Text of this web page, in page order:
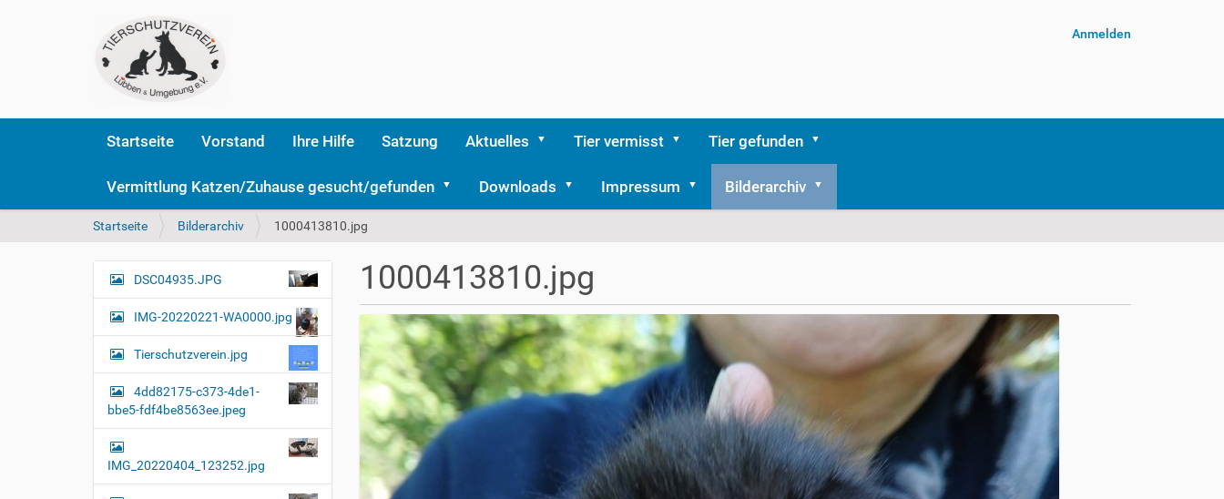
Anmelden
Startseite Vorstand Ihre Hilfe Satzung Aktuelles Tier vermisst Tier gefunden
Vermittlung Katzen/Zuhause gesucht/gefunden Downloads Impressum Bilderarchiv
S
e
i
d
i
Startseite Bilderarchiv 1000413810.jpg
1000413810.jpg
N
i
g
a
t
i
o
n
DSC04935.JPG
IMG-20220221-WA0000.jpg
Tierschutzverein.jpg
4dd82175-c373-4de1-
bbe5-fdf4be8563ee.jpeg
IMG_20220404_123252.jpg